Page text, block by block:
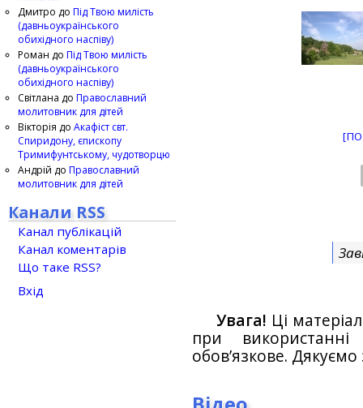
Увага! Ці
при
обов’язкове.
Дмитро до Під Твою милість
(давньоукраїнського
обихідного наспіву)
Роман до Під Твою милість
(давньоукраїнського
обихідного наспіву)
Світлана до Православний
молитовник для дітей
Вікторія до Акафіст свт.
Спиридону, єпископу
Тримифунтському, чудотворцю
Андрій до Православний
молитовник для дітей
Канали RSS
Канал публікацій
Канал коментарів
Що таке RSS?
Вхід